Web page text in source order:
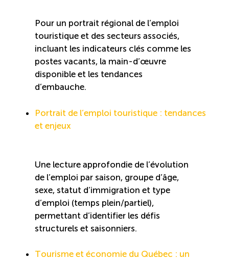
norme
Boomerang – Partage de ressources
Saisonnalité
Chantier sur la saisonnalité
Devenir membre
Catalogue de formations en ligne
EN
INFOLETTRE
NOUVELLES
Pour un portrait régional de l’emploi
touristique et des secteurs associés,
incluant les indicateurs clés comme les
postes vacants, la main-d’œuvre
disponible et les tendances
d’embauche.
Portrait de l’emploi touristique : tendances
et enjeux
Une lecture approfondie de l’évolution
de l’emploi par saison, groupe d’âge,
sexe, statut d’immigration et type
d’emploi (temps plein/partiel),
permettant d’identifier les défis
structurels et saisonniers.
Tourisme et économie du Québec : un